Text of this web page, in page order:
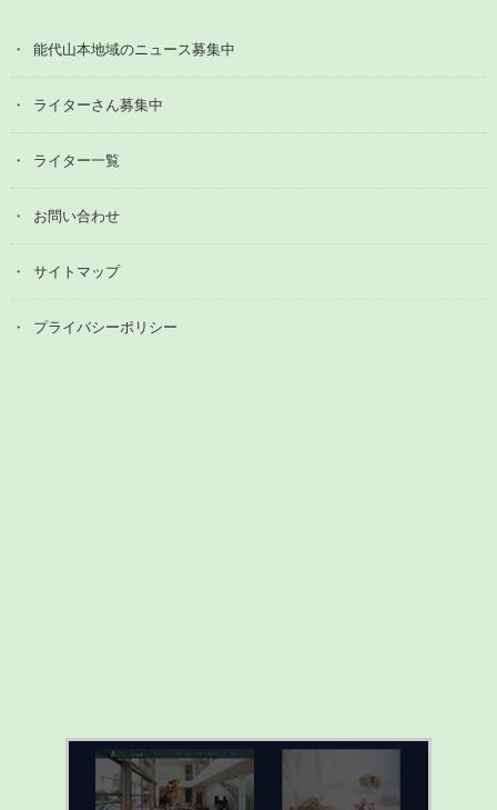
能代山本地域のニュース募集中
ライターさん募集中
ライター一覧
お問い合わせ
サイトマップ
プライバシーポリシー